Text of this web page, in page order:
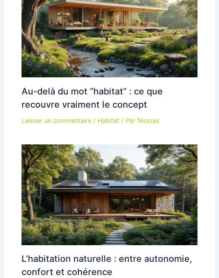
Au-delà du mot “habitat” : ce que
recouvre vraiment le concept
Laisser un commentaire / Habitat / Par Nicolas
L’habitation naturelle : entre autonomie,
confort et cohérence